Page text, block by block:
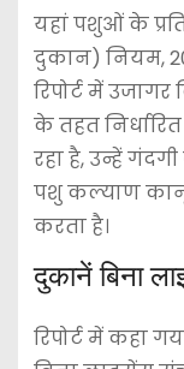
यहां पशुओं के
दुकान) नियम,
रिपोर्ट में
के तहत
रहा है, उन्हें
पशु कल्याण
करता है।
दुकानें बिना
रिपोर्ट में कहा